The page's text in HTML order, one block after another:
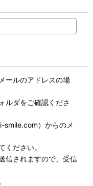
ールのアドレスの場
ルダをご確認くださ
smile.com）からのメ
ださい。
信されますので、受信